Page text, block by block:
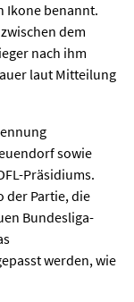
Ikone benannt.
dem
nach ihm
laut Mitteilung
sowie
Präsidiums.
der Partie, die
Bundesliga-
werden, wie